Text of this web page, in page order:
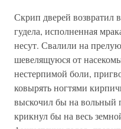
Скрип дверей возвратил
гудела, исполненная
несут. Свалили на
шевелящуюся от
нестерпимой боли,
ковырять ногтями
выскочил бы на вольный
крикнул бы на весь